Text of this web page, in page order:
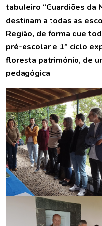
tabuleiro “Guardiões da
destinam a todas as
Região, de forma que
pré-escolar e 1º ciclo
floresta património, de
pedagógica.